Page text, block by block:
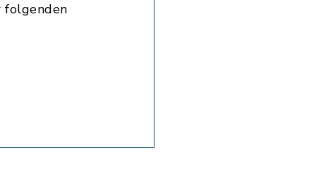
folgenden